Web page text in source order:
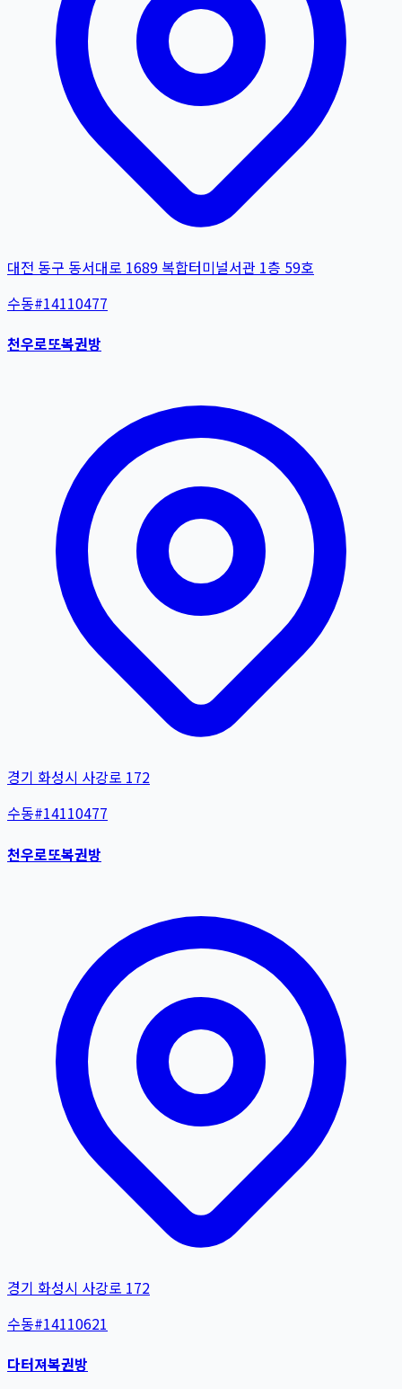
대전 동구 동서대로 1689 복합터미널서관 1층 59호
수동#14110477
천우로또복권방
경기 화성시 사강로 172
수동#14110477
천우로또복권방
경기 화성시 사강로 172
수동#14110621
다터져복권방